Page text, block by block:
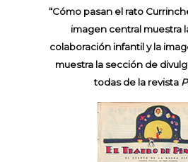
“Cómo pasan el rato
imagen central muestra
colaboración infantil y la
muestra la sección de
todas de la revista